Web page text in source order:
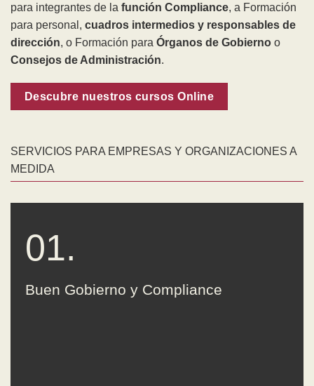
para integrantes de la función Compliance, a Formación
para personal, cuadros intermedios y responsables de
dirección, o Formación para Órganos de Gobierno o
Consejos de Administración.
Descubre nuestros cursos Online
SERVICIOS PARA EMPRESAS Y ORGANIZACIONES A
MEDIDA
01.
Buen Gobierno y Compliance